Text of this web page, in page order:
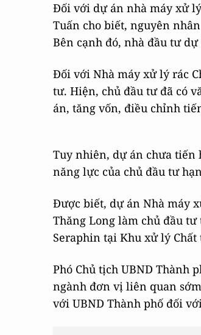
Đối với dự án nhà máy xử
Tuấn cho biết, nguyên
Bên cạnh đó, nhà đầu tư
Đối với Nhà máy xử lý rác
tư. Hiện, chủ đầu tư đã có
án, tăng vốn, điều chỉnh
Tuy nhiên, dự án chưa tiến
năng lực của chủ đầu tư
Được biết, dự án Nhà máy
Thăng Long làm chủ đầu
Seraphin tại Khu xử lý Chất
Phó Chủ tịch UBND Thành
ngành đơn vị liên quan
với UBND Thành phố đối